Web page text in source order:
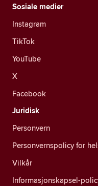
Sosiale medier
Instagram
TikTok
YouTube
X
Facebook
Juridisk
Personvern
Personvernspolicy for
Vilkår
Informasjonskapsel-